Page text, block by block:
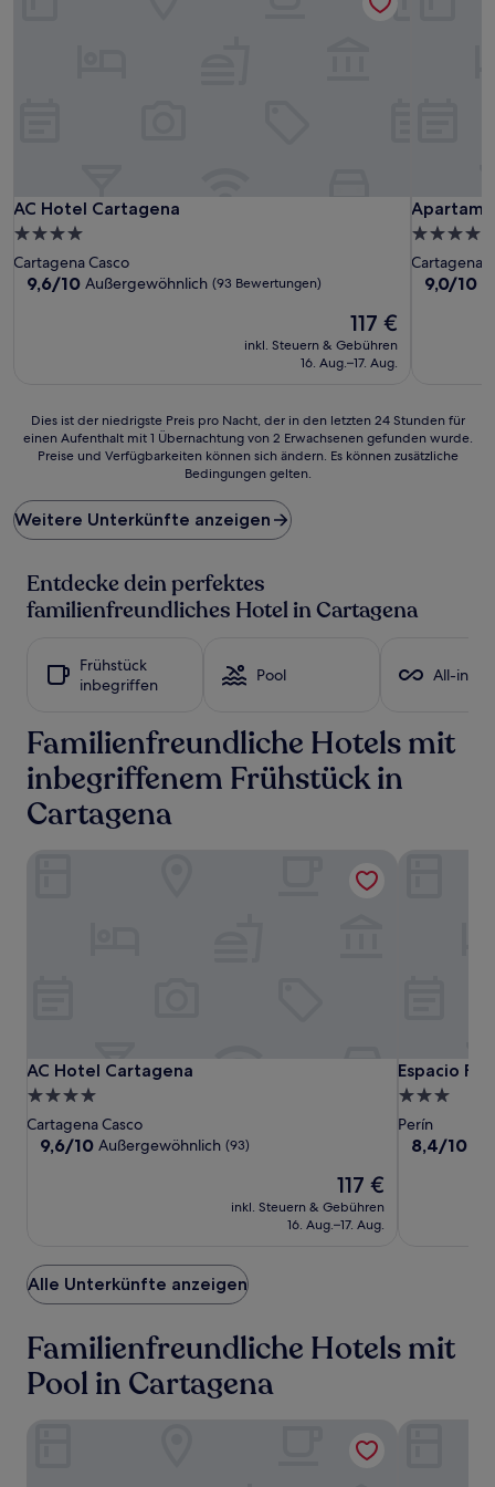
AC Hotel Cartagena
AC Hotel Cartagena
4.0-
Sterne-
Unterkunft
Cartagena Casco
9.6
9,6/10 Außergewöhnlich (93 Bewertungen)
Der
Preis
beträgt
117 €
inkl. Steuern & Gebühren
16. Aug.–17. Aug.
4.0-
Sterne-
Cartagena
9.0
9,0/10
Dies
ist
Preis
pro
Nacht,
den
letzten
einen
1 Übernachtung
von
2 Erwachsenen
gefunden
wurde.
und
Dies ist der niedrigste Preis pro Nacht, der in den letzten 24 Stunden für
einen Aufenthalt mit 1 Übernachtung von 2 Erwachsenen gefunden wurde.
Preise und Verfügbarkeiten können sich ändern. Es können zusätzliche
Bedingungen gelten.
Weitere Unterkünfte anzeigen
Entdecke dein perfektes
familienfreundliches Hotel in Cartagena
Frühstück
inbegriffen
Pool All-
Familienfreundliche Hotels mit
inbegriffenem Frühstück in
Cartagena
AC
Hotel
Cartagena
AC
Hotel
Cartagena
AC Hotel Cartagena
AC Hotel Cartagena
4.0-
Sterne-
Unterkunft
Cartagena Casco
9.6
9,6/10 Außergewöhnlich (93)
Der
Preis
beträgt
117 €
inkl. Steuern & Gebühren
16. Aug.–17. Aug.
AC Hotel Cartagena
Espacio
Finca
Alegría
Espacio
Espacio
3.0-
Sterne-
Unterkunft
Perín
8.4
8,4/10
Espacio
Alle Unterkünfte anzeigen
Familienfreundliche Hotels mit
Pool in Cartagena
Espacio Finca Alegría El Secreto